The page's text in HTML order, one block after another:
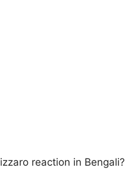
reaction in Bengali?